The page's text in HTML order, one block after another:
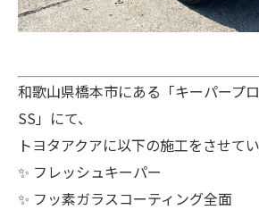
和歌山県橋本市にある「キーパープ
SS」にて、
トヨタアクアに以下の施工をさせて
✨ フレッシュキーパー
✨ フッ素ガラスコーティング全面